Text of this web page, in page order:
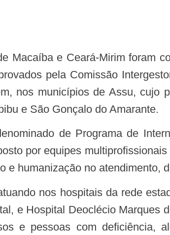
pela Comissão
nos municípios de Assu, cujo
e São Gonçalo do Amarante.
por equipes
e humanização no atendimento,
e Hospital Deoclécio Marques
e pessoas com deficiência,